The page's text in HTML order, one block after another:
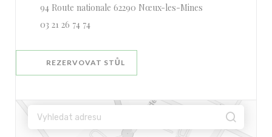
94 Route nationale 62290 Nœux-les-Mines
03 21 26 74 74
REZERVOVAT STŮL